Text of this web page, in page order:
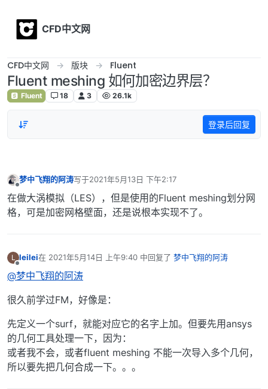
CFD中文网
CFD中文网 版块 Fluent
Fluent meshing 如何加密边界层？
Fluent 18 3 26.1k
登录后回复
梦中飞翔的阿涛写于2021年5月13日 下午2:17
最后由 编辑
在做大涡模拟（LES），但是使用的Fluent meshing划分网
格，可是加密网格壁面，还是说根本实现不了。
L leilei在 2021年5月14日 上午9:40 中回复了 梦中飞翔的阿涛
最后由 编辑
@梦中飞翔的阿涛
很久前学过FM，好像是：
先定义一个surf，就能对应它的名字上加。但要先用ansys
的几何工具处理一下，因为：
或者我不会，或者fluent meshing 不能一次导入多个几何，
所以要先把几何合成一下。。。